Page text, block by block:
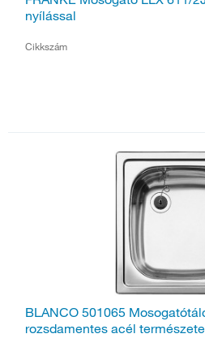
nyílással
Cikkszám
BLANCO 501065
rozsdamentes acél